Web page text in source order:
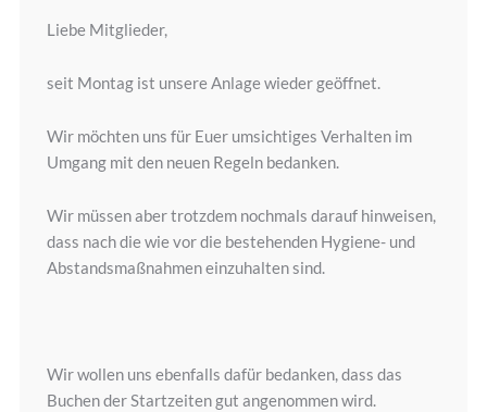
Liebe Mitglieder,
seit Montag ist unsere Anlage wieder geöffnet.
Wir möchten uns für Euer umsichtiges Verhalten im
Umgang mit den neuen Regeln bedanken.
Wir müssen aber trotzdem nochmals darauf hinweisen,
dass nach die wie vor die bestehenden Hygiene- und
Abstandsmaßnahmen einzuhalten sind.
Wir wollen uns ebenfalls dafür bedanken, dass das
Buchen der Startzeiten gut angenommen wird.